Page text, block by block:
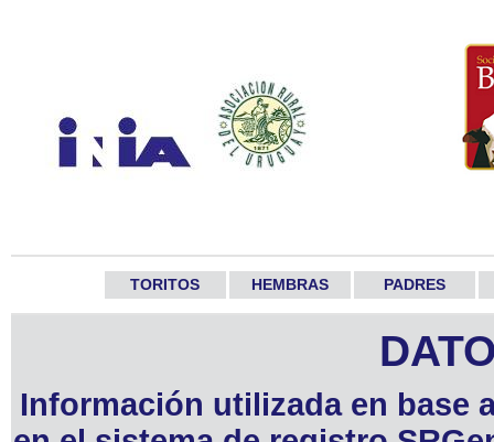
TORITOS HEMBRAS PADRES
Información utilizada en base